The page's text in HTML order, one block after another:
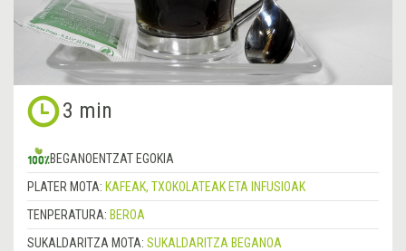
3 min
BEGANOENTZAT EGOKIA
PLATER MOTA: KAFEAK, TXOKOLATEAK ETA INFUSIOAK
TENPERATURA: BEROA
SUKALDARITZA MOTA: SUKALDARITZA BEGANOA